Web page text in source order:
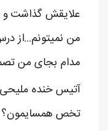
علایقش گذاشت و
من نمیتونم...از
مدام بجای من
آتیس خنده
تخص همسایمون؟